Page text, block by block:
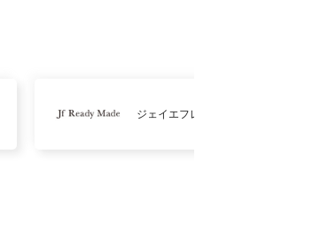
ジェイエフレディメイド